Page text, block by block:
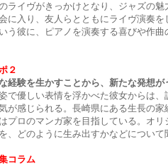
ライヴがきっかけとなり、ジャズの
に入り、友人らとともにライヴ演奏
う彼に、ピアノを演奏する喜びや作
２
経験を生かすことから、新たな発想が
で優しい表情を浮かべた彼女からは
が感じられる。長崎県にある生長の
プロのマンガ家を目指している。オ
、どのように生み出すかなどについて
コラム